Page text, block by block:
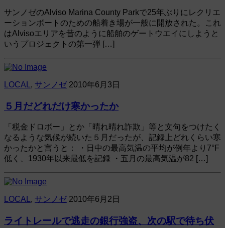
サンノゼのAlviso Marina County Parkで25年ぶりにレクリエ
ーションボートのための船着き場が一般に開放された。これ
はAlvisoエリアを昔のように船舶のゲートウエイにしようと
いうプロジェクトの第一弾 […]
LOCAL , サンノゼ 2010年6月3日
５月だどれだけ寒かったか
「税金ドロボー」とか「晴れ晴れ詐欺」等と文句をつけたく
なるような気候が続いた５月だったが、記録上どれくらい寒
かったかと言うと： ・日中の最高気温の平均が例年より7°F
低く、1930年以来最低を記録 ・五月の最高気温が82 […]
LOCAL , サンノゼ 2010年6月2日
ライトレールで逃走の銀行強盗、次の駅で待ち伏